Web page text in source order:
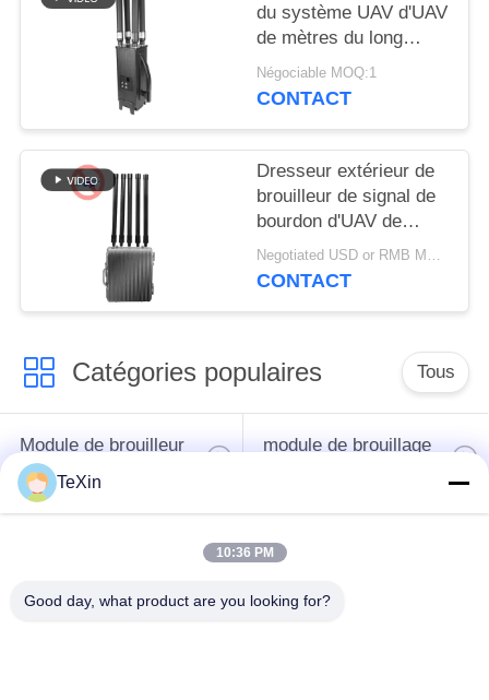
du système UAV d'UAV
de mètres du long
terme 1000-2000 anti
pour Mavic3 Mavic2
Négociable MOQ:1
CONTACT
Dresseur extérieur de
brouilleur de signal de
bourdon d'UAV de
longue portée de
connexion d'ordinateur
Negotiated USD or RMB MOQ:1
CONTACT
Catégories populaires Tous
Module de brouilleur
de signal
module de brouillage
puissance de rf
TeXin
10:36 PM
Good day, what product are you looking for?